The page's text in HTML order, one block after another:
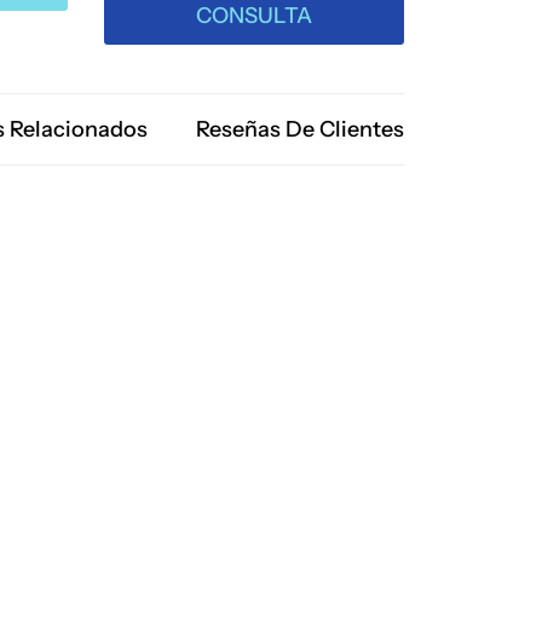
CONSULTA
Relacionados Reseñas De Clientes